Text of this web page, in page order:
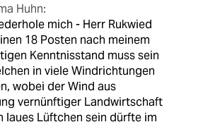
Huhn:
mich - Herr Rukwied
18 Posten nach meinem
Kenntnisstand muss sein
in viele Windrichtungen
wobei der Wind aus
vernünftiger Landwirtschaft
laues Lüftchen sein dürfte im